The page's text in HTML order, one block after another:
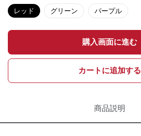
レッド グリーン パープル
購入画面に進む
カートに追加する
商品説明